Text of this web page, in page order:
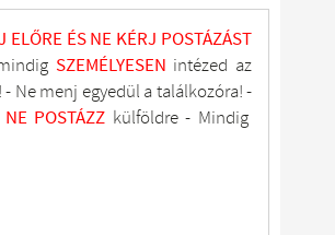
ELŐRE ÉS NE KÉRJ POSTÁZÁST
SZEMÉLYESEN intézed az
- Ne menj egyedül a találkozóra! -
NE POSTÁZZ külföldre- Mindig